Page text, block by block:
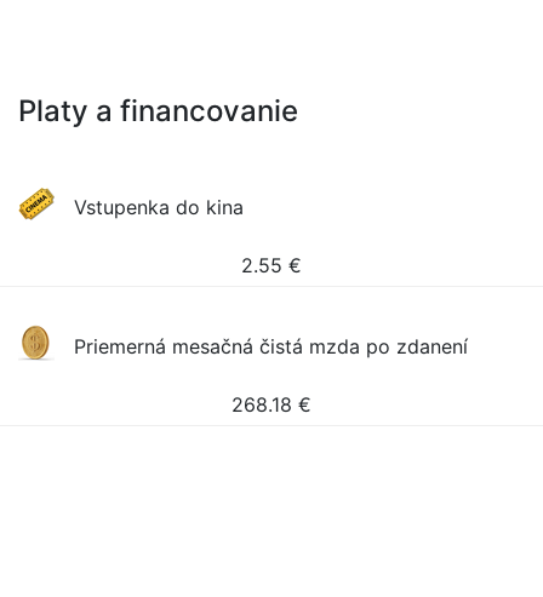
Platy a financovanie
Vstupenka do kina
2.55 €
Priemerná mesačná čistá mzda po zdanení
268.18 €